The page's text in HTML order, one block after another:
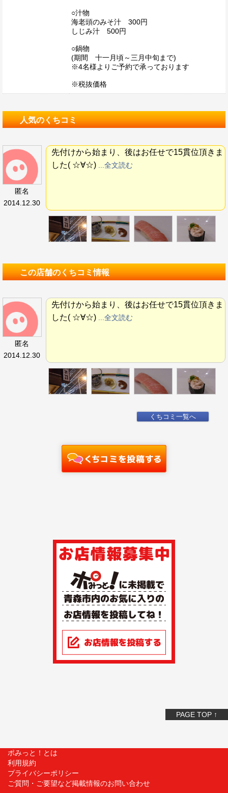
○汁物
海老頭のみそ汁 300円
しじみ汁 500円
○鍋物
(期間 十一月頃～三月中旬まで)
※4名様よりご予約で承っております
※税抜価格
人気のくちコミ
匿名
2014.12.30
先付けから始まり、後はお任せで15貫位頂きま
した( ☆∀☆)
...全文読む
この店舗のくちコミ情報
匿名
2014.12.30
先付けから始まり、後はお任せで15貫位頂きま
した( ☆∀☆)
...全文読む
くちコミ一覧へ
PAGE TOP ↑
ポみっと！とは
利用規約
プライバシーポリシー
ご質問・ご要望など掲載情報のお問い合わせ